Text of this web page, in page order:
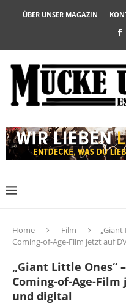
ÜBER UNSER MAGAZIN
Home Film
Coming-of-Age-Film jetzt auf
„Giant Little Ones“
Coming-of-Age-
und digital